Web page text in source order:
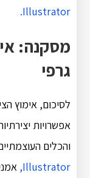
Illustrator.
מסקנה:
גרפי
לסיכום, אימוץ
אפשרויות
והכלים
Illustrator,